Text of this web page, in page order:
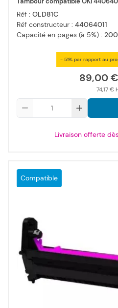
Réf : OLD81C
Réf constructeur : 44064011
Capacité en pages (à 5%) :
- 51% par rapport au
89,00 €
74,17 €
Livraison offerte
Compatible